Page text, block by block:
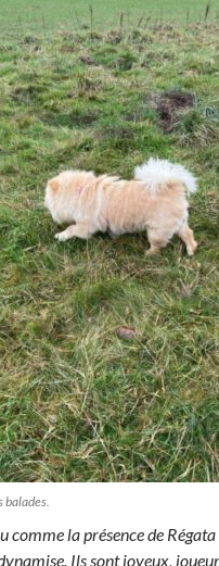
balades.
comme la présence de
Ils sont joyeux,